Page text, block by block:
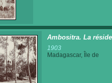
Ambositra. La
1903
Madagascar, Île de